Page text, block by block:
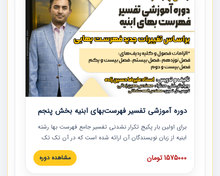
همکارانی که در حوزه صنعت ساخت در حال فعالیت هستند حتما
توصیه می کنیم از مطالب این دوره استفاده نمایند.
دوره آموزشی تفسیر فهرست‌بهای ابنیه بخش پنجم
برای اولین بار پکیج تکرار نشدنی تفسیر جامع فهرست بها رشته
ابنیه از زبان نویسندگان آن ارائه شده است که در آن تک تک
ردیف ها و مطالب فهرست بها تفسیر و ارائه شده است. این
دوره به صورت کامل تصویری بوده و به همراه تصاویر عملیات
1575000 تومان مشاهده دوره